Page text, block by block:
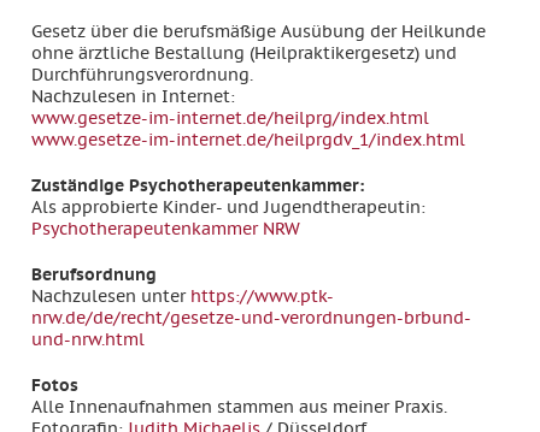
Gesetz über die berufsmäßige Ausübung der Heilkunde
ohne ärztliche Bestallung (Heilpraktikergesetz) und
Durchführungsverordnung.
Nachzulesen in Internet:
www.gesetze-im-internet.de/heilprg/index.html
www.gesetze-im-internet.de/heilprgdv_1/index.html
Zuständige Psychotherapeutenkammer:
Als approbierte Kinder- und Jugendtherapeutin:
Psychotherapeutenkammer NRW
Berufsordnung
Nachzulesen unter https://www.ptk-
nrw.de/de/recht/gesetze-und-verordnungen-brbund-
und-nrw.html
Fotos
Alle Innenaufnahmen stammen aus meiner Praxis.